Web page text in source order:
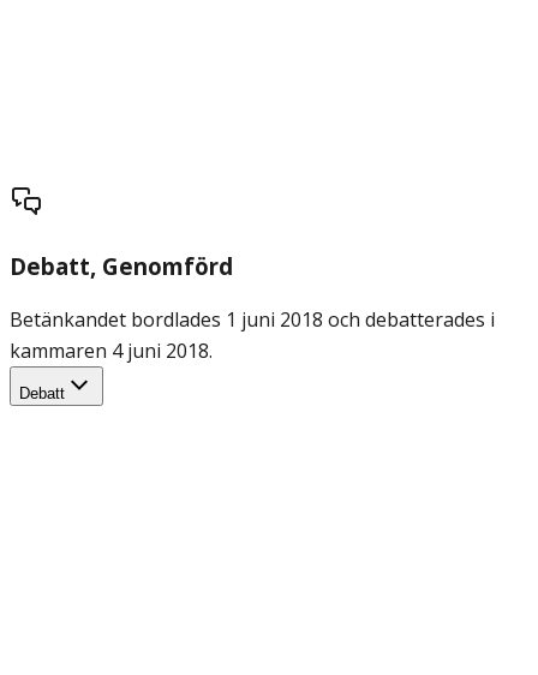
Debatt, Genomförd
Betänkandet bordlades 1 juni 2018 och debatterades i
kammaren 4 juni 2018.
Debatt